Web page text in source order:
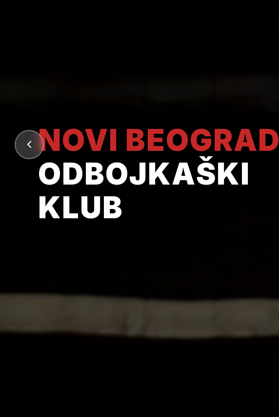
NOVI BEOGRAD
ODBOJKAŠKI
KLUB